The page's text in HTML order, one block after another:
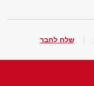
שלח לחבר